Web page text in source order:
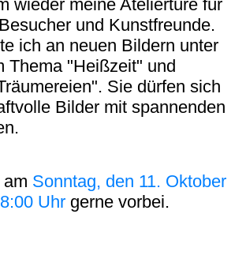
wieder meine Ateliertüre für
und Kunstfreunde.
ich an neuen Bildern unter
Thema "Heißzeit" und
Sie dürfen sich
Bilder mit spannenden
Sonntag, den 11. Oktober
Uhr gerne vorbei.